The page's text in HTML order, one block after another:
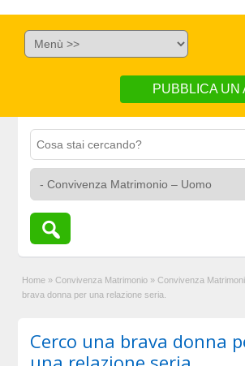
PUBBLICA UN
Home » Convivenza Matrimonio » Convivenza
brava donna per una relazione seria.
Cerco una brava donna